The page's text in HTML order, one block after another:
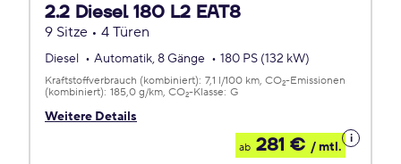
2.2 Diesel 180 L2 EAT8
9 Sitze • 4 Türen
Diesel Automatik, 8 Gänge 180 PS (132 kW)
Weitere Details
Kraftstoffverbrauch (kombiniert): 7,1 l/100 km CO2-Emissionen
(kombiniert): 185,0 g/km CO2-Klasse: G
ab 281 € / mtl.
Details
zum